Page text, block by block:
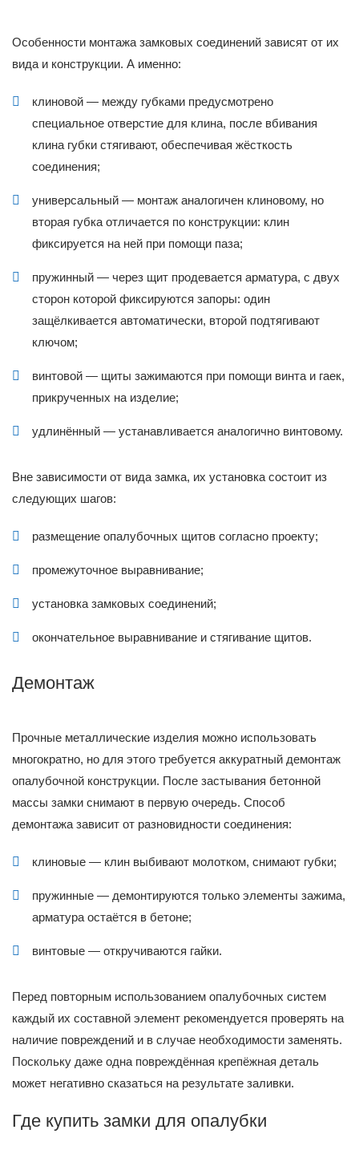
Особенности монтажа замковых соединений зависят от их
вида и конструкции. А именно:
клиновой — между губками предусмотрено
специальное отверстие для клина, после вбивания
клина губки стягивают, обеспечивая жёсткость
соединения;
универсальный — монтаж аналогичен клиновому, но
вторая губка отличается по конструкции: клин
фиксируется на ней при помощи паза;
пружинный — через щит продевается арматура, с двух
сторон которой фиксируются запоры: один
защёлкивается автоматически, второй подтягивают
ключом;
винтовой — щиты зажимаются при помощи винта и гаек,
прикрученных на изделие;
удлинённый — устанавливается аналогично винтовому.
Вне зависимости от вида замка, их установка состоит из
следующих шагов:
размещение опалубочных щитов согласно проекту;
промежуточное выравнивание;
установка замковых соединений;
окончательное выравнивание и стягивание щитов.
Демонтаж
Прочные металлические изделия можно использовать
многократно, но для этого требуется аккуратный демонтаж
опалубочной конструкции. После застывания бетонной
массы замки снимают в первую очередь. Способ
демонтажа зависит от разновидности соединения:
клиновые — клин выбивают молотком, снимают губки;
пружинные — демонтируются только элементы зажима,
арматура остаётся в бетоне;
винтовые — откручиваются гайки.
Перед повторным использованием опалубочных систем
каждый их составной элемент рекомендуется проверять на
наличие повреждений и в случае необходимости заменять.
Поскольку даже одна повреждённая крепёжная деталь
может негативно сказаться на результате заливки.
Где купить замки для опалубки